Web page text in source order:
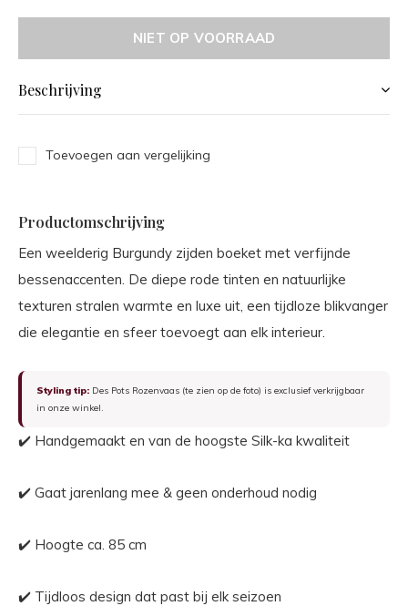
NIET OP VOORRAAD
Beschrijving
Toevoegen aan vergelijking
Productomschrijving
Een weelderig Burgundy zijden boeket met verfijnde
bessenaccenten. De diepe rode tinten en natuurlijke
texturen stralen warmte en luxe uit, een tijdloze blikvanger
die elegantie en sfeer toevoegt aan elk interieur.
Styling tip: Des Pots Rozenvaas (te zien op de foto) is exclusief verkrijgbaar
in onze winkel.
✔️ Handgemaakt en van de hoogste Silk-ka kwaliteit
✔️ Gaat jarenlang mee & geen onderhoud nodig
✔️ Hoogte ca. 85 cm
✔️ Tijdloos design dat past bij elk seizoen